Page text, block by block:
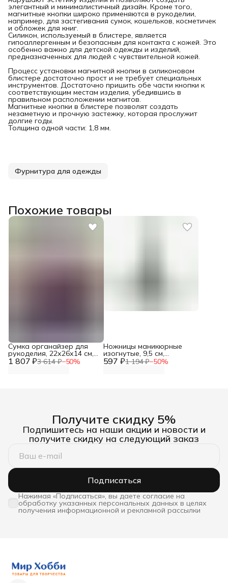
элегантный и минималистичный дизайн. Кроме того,
магнитные кнопки широко применяются в рукоделии,
например, для застегивания сумок, кошельков, косметичек
и обложек для книг.
Силикон, используемый в блистере, является
гипоаллергенным и безопасным для контакта с кожей. Это
особенно важно для детской одежды и изделий,
предназначенных для людей с чувствительной кожей.
Процесс установки магнитной кнопки в силиконовом
блистере достаточно прост и не требует специальных
инструментов. Достаточно пришить обе части кнопки к
соответствующим местам изделия, убедившись в
правильном расположении магнитов.
Магнитные кнопки в блистере позволят создать
незаметную и прочную застежку, которая прослужит
долгие годы.
Толщина одной части: 1,8 мм.
Фурнитура для одежды
Похожие товары
1 807 ₽3 614 ₽−50%
Сумка органайзер для
рукоделия, 22х26х14 см,
Hobby&Pro 597 ₽1 194 ₽−50%
Ножницы маникюрные
изогнутые, 9,5 см,
Красный металлист
Получите скидку 5%
Подпишитесь на наши акции и новости и
получите скидку на следующий заказ
Подписаться
Нажимая «Подписаться», вы даете согласие на
обработку указанных персональных данных в целях
получения информационной и рекламной рассылки